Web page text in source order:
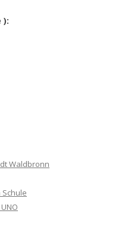
):
Waldbronn